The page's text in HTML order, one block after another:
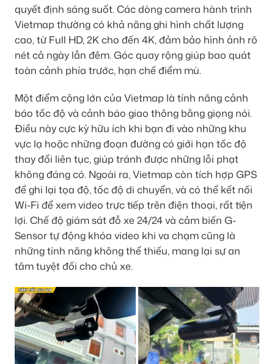
quyết định sáng suốt. Các dòng camera hành trình
Vietmap thường có khả năng ghi hình chất lượng
cao, từ Full HD, 2K cho đến 4K, đảm bảo hình ảnh rõ
nét cả ngày lẫn đêm. Góc quay rộng giúp bao quát
toàn cảnh phía trước, hạn chế điểm mù.
Một điểm cộng lớn của Vietmap là tính năng cảnh
báo tốc độ và cảnh báo giao thông bằng giọng nói.
Điều này cực kỳ hữu ích khi bạn đi vào những khu
vực lạ hoặc những đoạn đường có giới hạn tốc độ
thay đổi liên tục, giúp tránh được những lỗi phạt
không đáng có. Ngoài ra, Vietmap còn tích hợp GPS
để ghi lại tọa độ, tốc độ di chuyển, và có thể kết nối
Wi-Fi để xem video trực tiếp trên điện thoại, rất tiện
lợi. Chế độ giám sát đỗ xe 24/24 và cảm biến G-
Sensor tự động khóa video khi va chạm cũng là
những tính năng không thể thiếu, mang lại sự an
tâm tuyệt đối cho chủ xe.